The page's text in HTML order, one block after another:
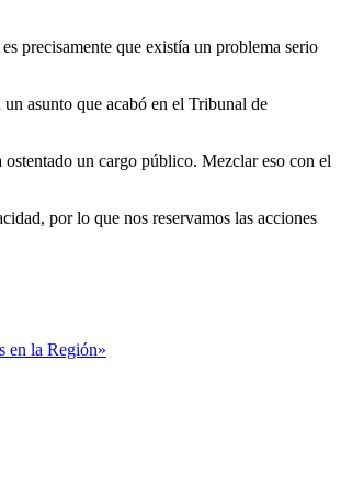
precisamente que existía un problema serio
asunto que acabó en el Tribunal de
un cargo público. Mezclar eso con el
por lo que nos reservamos las acciones
en la Región»